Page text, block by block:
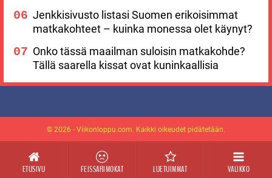
ETUSIVU FEISSARIMOKAT LUETUIMMAT VALIKKO
Jenkkisivusto listasi Suomen erikoisimmat
matkakohteet – kuinka monessa olet käynyt?
Onko tässä maailman suloisin matkakohde?
Tällä saarella kissat ovat kuninkaallisia
© 2026 - Viikonloppu.com. Kaikki oikeudet pidätetään.